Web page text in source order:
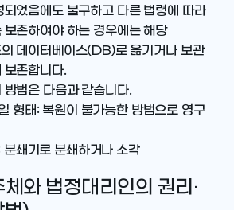
되었음에도 불구하고 다른 법령에 따라
보존하여야 하는 경우에는 해당
데이터베이스(DB)로 옮기거나 보관
보존합니다.
방법은 다음과 같습니다.
형태: 복원이 불가능한 방법으로 영구
분쇄기로 분쇄하거나 소각
와 법정대리인의 권리·